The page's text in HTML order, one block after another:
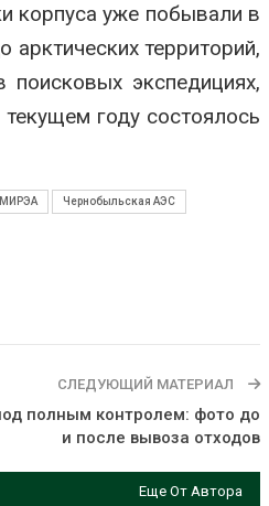
корпуса уже побывали в
территорий,
экспедициях,
году состоялось
МИРЭА Чернобыльская АЭС
СЛЕДУЮЩИЙ МАТЕРИАЛ
полным контролем: фото до
и после вывоза отходов
Еще От Автора